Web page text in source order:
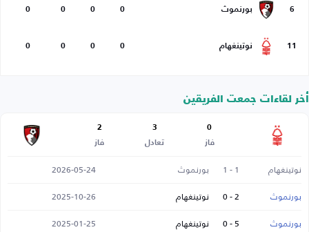
6 بورنموث 0
0
0
0
11 نوتينغهام 0
0
0
0
أخر لقاءات جمعت الفريقين
0
فاز
3
تعادل
2
فاز
نوتينغهام 1 - 1 بورنموث
2026-05-24
بورنموث
2 - 0 نوتينغهام
2025-10-26
بورنموث
5 - 0 نوتينغهام
2025-01-25